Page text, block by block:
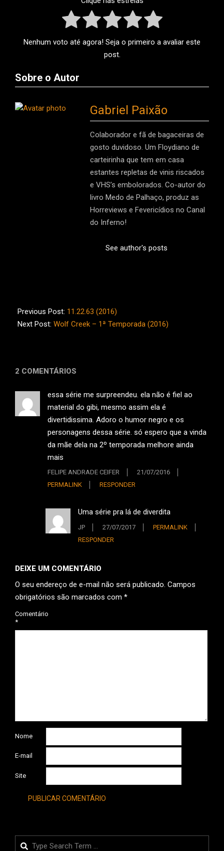
Nenhum voto até agora! Seja o primeiro a avaliar este
post.
Sobre o Autor
Gabriel Paixão
Colaborador e fã de bagaceiras de
gosto duvidoso. Um Floydiano de
carteirinha que tem em casa
estantes repletas de vinis riscados
e VHS’s embolorados. Co-autor do
livro Medo de Palhaço, produz as
Horreviews e Fevericídios no Canal
do Inferno!
See author's posts
07-
21
Previous Post: 11.22.63 (2016)
Next Post: Wolf Creek – 1ª Temporada (2016)
2 COMENTÁRIOS
essa série me surpreendeu. ela não é fiel ao
material do gibi, mesmo assim ela é
divertidissima. Adoro o humor negro e os
personagens dessa série. só espero que a vinda
da mãe dela na 2º temporada melhore ainda
mais
FELIPE ANDRADE CEIFER
21/07/2016
PERMALINK
RESPONDER
Uma série pra lá de diverdita
JP 27/07/2017
PERMALINK
RESPONDER
DEIXE UM COMENTÁRIO
O seu endereço de e-mail não será publicado. Campos
obrigatórios são marcados com *
Comentário
*
Nome
E-mail
Site
Search